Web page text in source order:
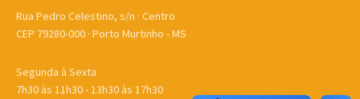
Rua Pedro Celestino, s/n · Centro
CEP 79280-000 · Porto Murtinho - MS
Segunda à Sexta
7h30 às 11h30 - 13h30 às 17h30